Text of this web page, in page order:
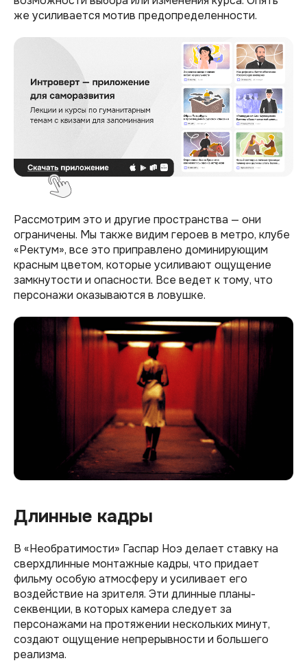
же усиливается мотив предопределенности.
Рассмотрим это и другие пространства — они
ограничены. Мы также видим героев в метро, клубе
«Ректум», все это приправлено доминирующим
красным цветом, которые усиливают ощущение
замкнутости и опасности. Все ведет к тому, что
персонажи оказываются в ловушке.
Длинные кадры
В «Необратимости» Гаспар Ноэ делает ставку на
сверхдлинные монтажные кадры, что придает
фильму особую атмосферу и усиливает его
воздействие на зрителя. Эти длинные планы-
секвенции, в которых камера следует за
персонажами на протяжении нескольких минут,
создают ощущение непрерывности и большего
реализма.